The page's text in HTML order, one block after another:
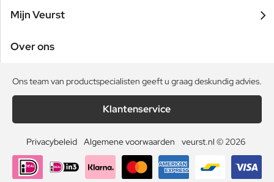
Mijn Veurst
Over ons
Ons team van productspecialisten geeft u graag deskundig advies.
Klantenservice
Privacybeleid Algemene voorwaarden veurst.nl © 2026